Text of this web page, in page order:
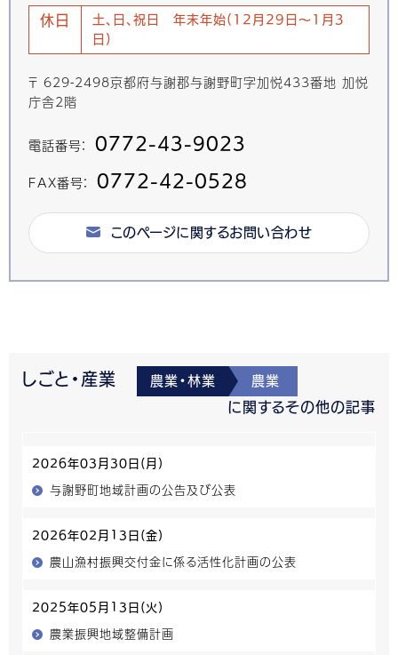
休日
土、日、祝日 年末年始(12月29日～1月3
日)
〒 629-2498京都府与謝郡与謝野町字加悦433番地 加悦
庁舎2階
電話番号： 0772-43-9023
FAX番号： 0772-42-0528
このページに関するお問い合わせ
しごと・産業 農業・林業 農業
に関するその他の記事
2026年03月30日(月)
与謝野町地域計画の公告及び公表
2026年02月13日(金)
農山漁村振興交付金に係る活性化計画の公表
2025年05月13日(火)
農業振興地域整備計画